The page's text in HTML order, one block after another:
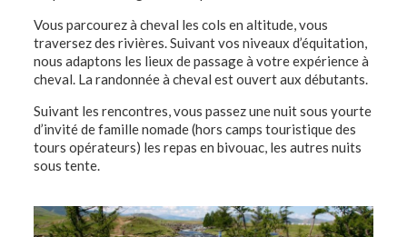
Vous parcourez à cheval les cols en altitude, vous
traversez des rivières. Suivant vos niveaux d’équitation,
nous adaptons les lieux de passage à votre expérience à
cheval. La randonnée à cheval est ouvert aux débutants.
Suivant les rencontres, vous passez une nuit sous yourte
d’invité de famille nomade (hors camps touristique des
tours opérateurs) les repas en bivouac, les autres nuits
sous tente.